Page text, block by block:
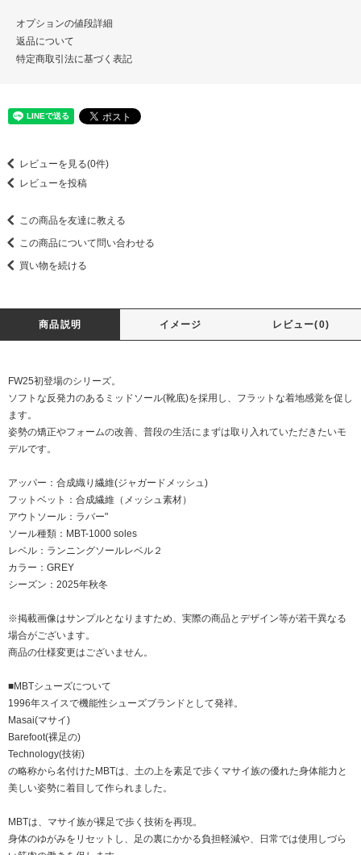
オプションの値段詳細
返品について
特定商取引法に基づく表記
レビューを見る(0件)
レビューを投稿
この商品を友達に教える
この商品について問い合わせる
買い物を続ける
商品説明 イメージ レビュー(0)
FW25初登場のシリーズ。
ソフトな反発力のあるミッドソール(靴底)を採用し、フラットな着地感覚を促し
ます。
姿勢の矯正やフォームの改善、普段の生活にまずは取り入れていただきたいモ
デルです。
アッパー：合成織り繊維(ジャガードメッシュ)
フットベット：合成繊維（メッシュ素材）
アウトソール：ラバー"
ソール種類：MBT-1000 soles
レベル：ランニングソールレベル２
カラー：GREY
シーズン：2025年秋冬
※掲載画像はサンプルとなりますため、実際の商品とデザイン等が若干異なる
場合がございます。
商品の仕様変更はございません。
■MBTシューズについて
1996年スイスで機能性シューズブランドとして発祥。
Masai(マサイ)
Barefoot(裸足の)
Technology(技術)
の略称から名付けたMBTは、土の上を素足で歩くマサイ族の優れた身体能力と
美しい姿勢に着目して作られました。
MBTは、マサイ族が裸足で歩く技術を再現。
身体のゆがみをリセットし、足の裏にかかる負担軽減や、日常では使用しづら